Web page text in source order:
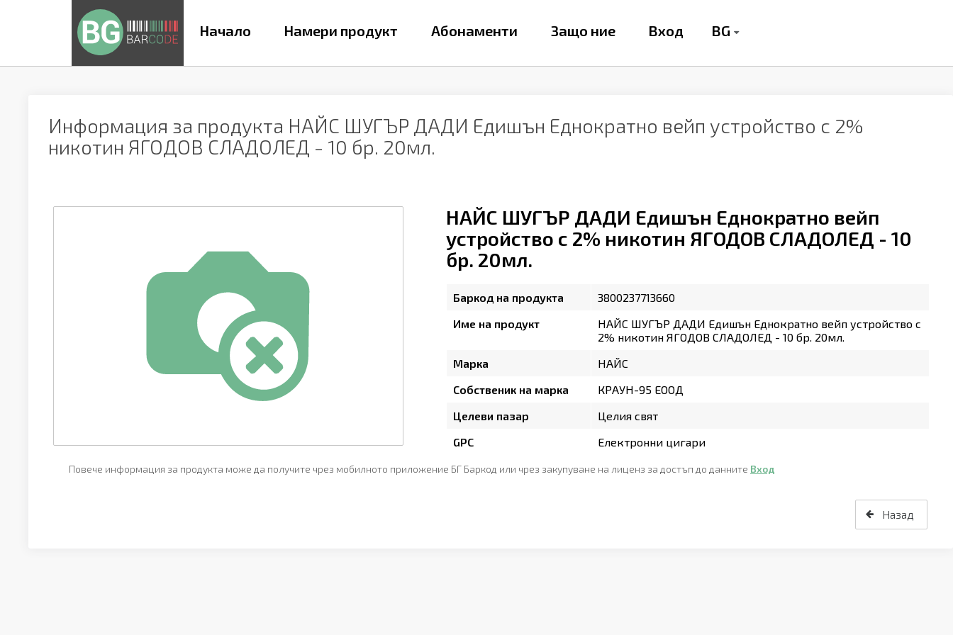
Начало Намери продукт Абонаменти Защо ние Вход BG
Информация за продукта НАЙС ШУГЪР ДАДИ Едишън Еднократно вейп устройство с 2%
никотин ЯГОДОВ СЛАДОЛЕД - 10 бр. 20мл.
НАЙС ШУГЪР ДАДИ Едишън Еднократно вейп
устройство с 2% никотин ЯГОДОВ СЛАДОЛЕД - 10
бр. 20мл.
Баркод на продукта
3800237713660
Име на продукт
НАЙС ШУГЪР ДАДИ Едишън Еднократно вейп устройство с
2% никотин ЯГОДОВ СЛАДОЛЕД - 10 бр. 20мл.
Марка
НАЙС
Собственик на марка
КРАУН-95 ЕООД
Целеви пазар
Целия свят
GPC
Електронни цигари
Повече информация за продукта може да получите чрез мобилното приложение БГ Баркод или чрез закупуване на лиценз за достъп до данните Вход
Назад